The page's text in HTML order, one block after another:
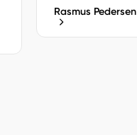
Rasmus Pedersen